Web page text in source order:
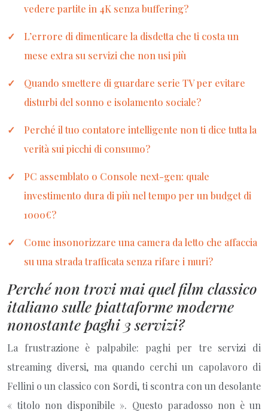
vedere partite in 4K senza buffering?
L’errore di dimenticare la disdetta che ti costa un
mese extra su servizi che non usi più
Quando smettere di guardare serie TV per evitare
disturbi del sonno e isolamento sociale?
Perché il tuo contatore intelligente non ti dice tutta la
verità sui picchi di consumo?
PC assemblato o Console next-gen: quale
investimento dura di più nel tempo per un budget di
1000€?
Come insonorizzare una camera da letto che affaccia
su una strada trafficata senza rifare i muri?
Perché non trovi mai quel film classico
italiano sulle piattaforme moderne
nonostante paghi 3 servizi?
La frustrazione è palpabile: paghi per tre servizi di
streaming diversi, ma quando cerchi un capolavoro di
Fellini o un classico con Sordi, ti scontra con un desolante
« titolo non disponibile ». Questo paradosso non è un